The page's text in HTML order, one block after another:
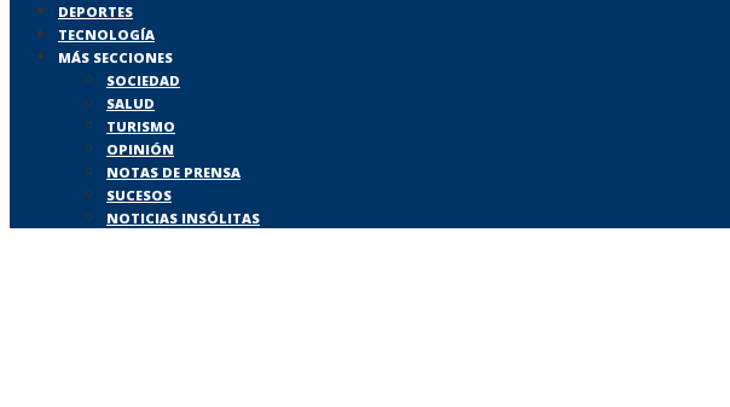
DEPORTES
TECNOLOGÍA
MÁS SECCIONES
SOCIEDAD
SALUD
TURISMO
OPINIÓN
NOTAS DE PRENSA
SUCESOS
NOTICIAS INSÓLITAS